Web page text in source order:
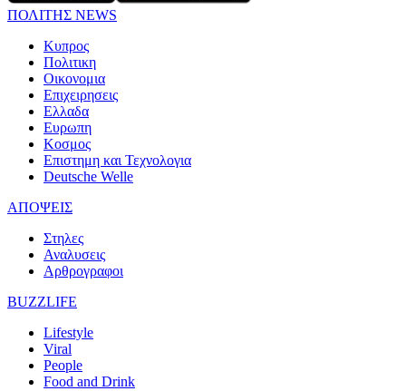
ΠΟΛΙΤΗΣ NEWS
Κυπρος
Πολιτικη
Οικονομια
Επιχειρησεις
Ελλαδα
Ευρωπη
Κοσμος
Επιστημη και Τεχνολογια
Deutsche Welle
ΑΠΟΨΕΙΣ
Στηλες
Αναλυσεις
Αρθρογραφοι
BUZZLIFE
Lifestyle
Viral
People
Food and Drink